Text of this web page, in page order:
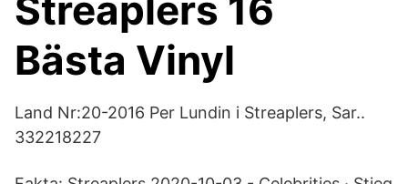
Streaplers 16
Bästa Vinyl
Land Nr:20-2016 Per Lundin i Streaplers, Sar..
332218227